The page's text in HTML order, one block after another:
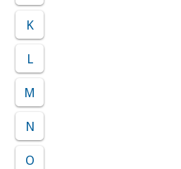
K
L
M
N
O